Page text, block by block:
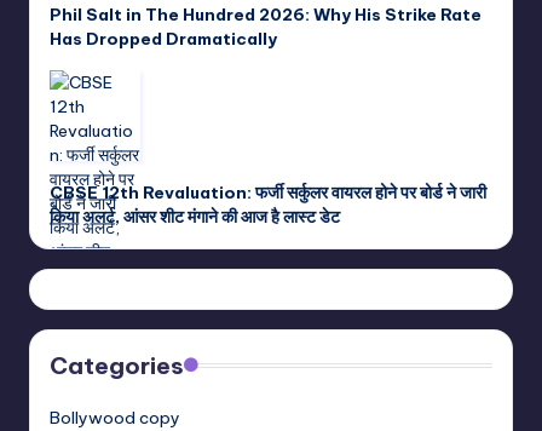
Phil Salt in The Hundred 2026: Why His Strike Rate
Has Dropped Dramatically
CBSE 12th Revaluation: फर्जी सर्कुलर वायरल होने पर बोर्ड ने जारी
किया अलर्ट, आंसर शीट मंगाने की आज है लास्ट डेट
Categories
Bollywood copy